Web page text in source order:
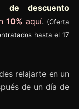
de descuento
10% aquí. (Oferta
hasta el 17
relajarte en un
de un día de